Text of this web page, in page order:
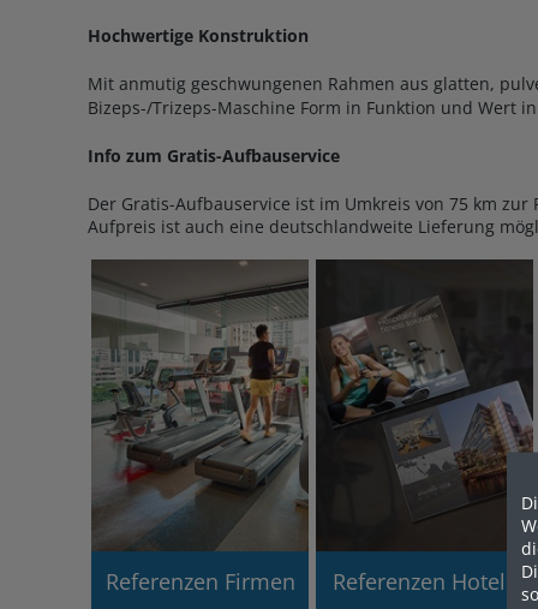
Hochwertige Konstruktion
Mit anmutig geschwungenen Rahmen aus glatten,
Bizeps-/Trizeps-Maschine Form in Funktion und Wert
Info zum Gratis-Aufbauservice
Der Gratis-Aufbauservice ist im Umkreis von 75 km
Aufpreis ist auch eine deutschlandweite Lieferung
Referenzen Firmen Referenzen Hotels